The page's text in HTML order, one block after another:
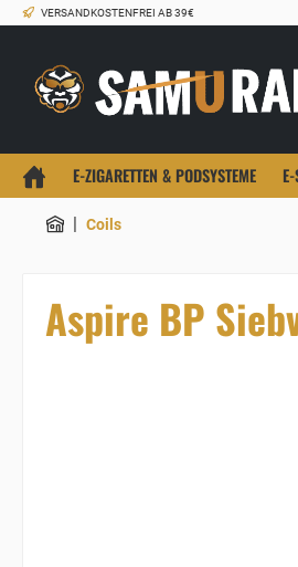
VERSANDKOSTENFREI AB 39€
E-ZIGARETTEN & PODSYSTEME
| Coils
Aspire BP